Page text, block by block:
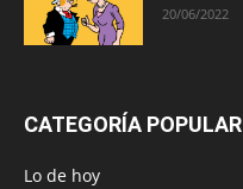
20/06/2022
CATEGORÍA POPULAR
Lo de hoy